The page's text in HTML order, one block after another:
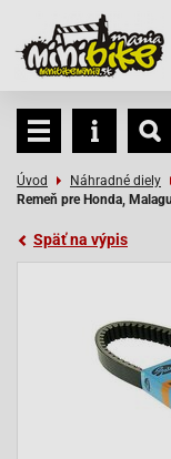
Úvod Náhradné diely
Remeň pre Honda,
Späť na výpis